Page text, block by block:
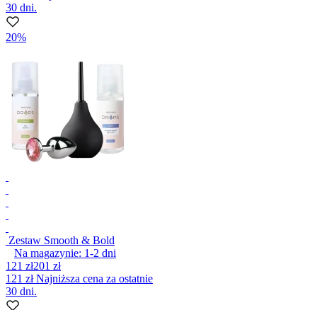
30 dni.
20%
Zestaw Smooth & Bold
Na magazynie: 1-2 dni
121 zł201 zł
121 złNajniższa cena za ostatnie
30 dni.